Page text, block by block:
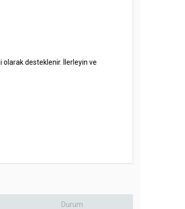
olarak desteklenir. İlerleyin ve
Durum